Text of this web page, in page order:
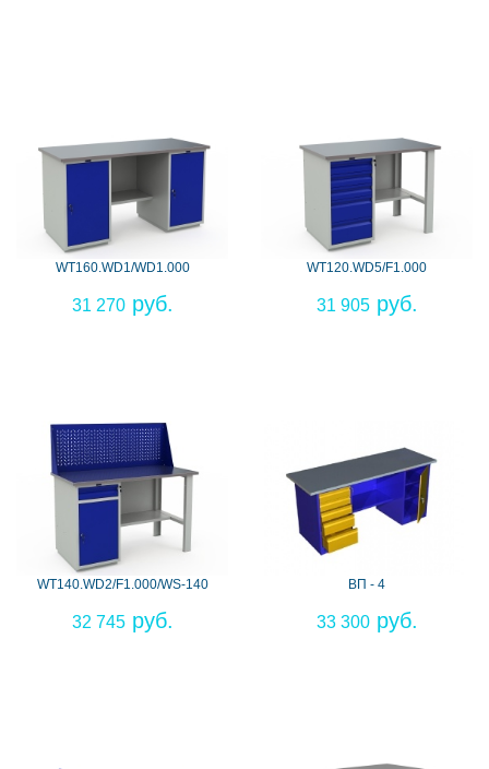
WT160.WD1/WD1.000
31 270
WT120.WD5/F1.000
31 905
WT140.WD2/F1.000/WS-140
32 745
ВП - 4
33 300